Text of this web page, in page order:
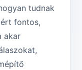
tudnak
fontos,
akar